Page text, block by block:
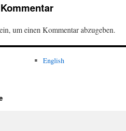
um einen Kommentar abzugeben.
English